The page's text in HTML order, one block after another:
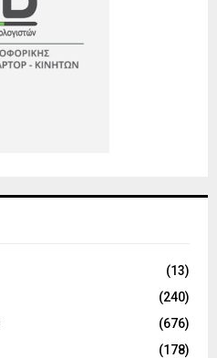
(13)
(240)
(676)
(178)